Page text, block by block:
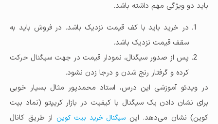
باید دو ویژگی مهم داشته باشد.
در خرید باید با کف قیمت نزدیک باشد. در فروش باید به
سقف قیمت نزدیک باشد.
پس از صدور سیگنال، نمودار قیمت در جهت سیگنال حرکت
کرده و گرفتار رنج شدن و درجا زدن نشود.
در ویدئو آموزشی این درس، استاد محمدپور مثال بسیار خوبی
برای نشان دادن یک سیگنال با کیفیت در بازار کریپتو (نماد بیت
کوین) نشان می‌دهد. این سیگنال خرید بیت کوین از طریق کانال